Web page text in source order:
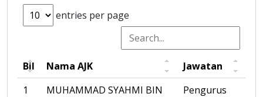
entries per page
Bil Nama AJK
Jawatan
1
MUHAMMAD SYAHMI BIN
Pengurus